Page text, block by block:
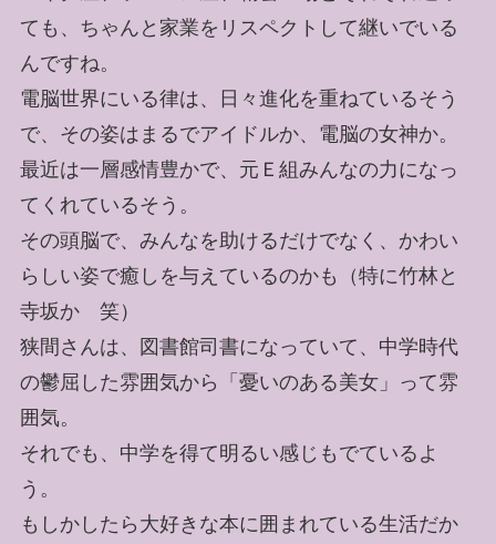
ても、ちゃんと家業をリスペクトして継いでいる
んですね。
電脳世界にいる律は、日々進化を重ねているそう
で、その姿はまるでアイドルか、電脳の女神か。
最近は一層感情豊かで、元Ｅ組みんなの力になっ
てくれているそう。
その頭脳で、みんなを助けるだけでなく、かわい
らしい姿で癒しを与えているのかも（特に竹林と
寺坂か 笑）
狭間さんは、図書館司書になっていて、中学時代
の鬱屈した雰囲気から「憂いのある美女」って雰
囲気。
それでも、中学を得て明るい感じもでているよ
う。
もしかしたら大好きな本に囲まれている生活だか